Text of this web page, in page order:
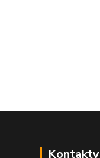
Kontakty